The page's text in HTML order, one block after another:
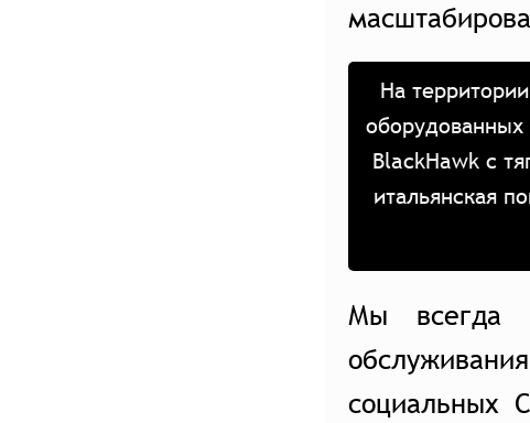
На
BlackHawk с
итальянская
Мы всегда
социальных